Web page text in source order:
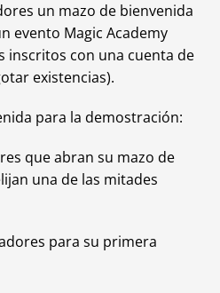
un mazo de bienvenida
evento Magic Academy
inscritos con una cuenta de
existencias).
para la demostración:
que abran su mazo de
una de las mitades
para su primera